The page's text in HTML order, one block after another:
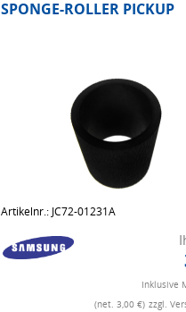
SPONGE-ROLLER PICKUP
Artikelnr.: JC72-01231A
Inklusive
(net. 3,00 €) zzgl.